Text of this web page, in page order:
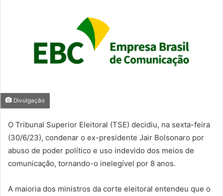
Divulgação
O Tribunal Superior Eleitoral (TSE) decidiu, na sexta-feira
(30/6/23), condenar o ex-presidente Jair Bolsonaro por
abuso de poder político e uso indevido dos meios de
comunicação, tornando-o inelegível por 8 anos.
A maioria dos ministros da corte eleitoral entendeu que o